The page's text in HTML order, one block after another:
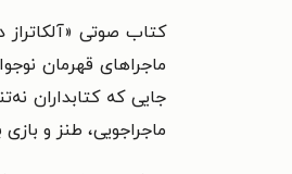
کتاب صوتی
ماجراهای قهرمان
جایی که کتابداران
ماجراجویی، طنز و